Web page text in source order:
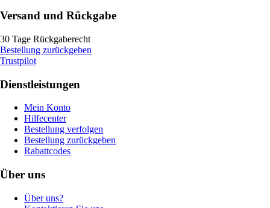
Versand und Rückgabe
30 Tage Rückgaberecht
Bestellung zurückgeben
Trustpilot
Dienstleistungen
Mein Konto
Hilfecenter
Bestellung verfolgen
Bestellung zurückgeben
Rabattcodes
Über uns
Über uns?